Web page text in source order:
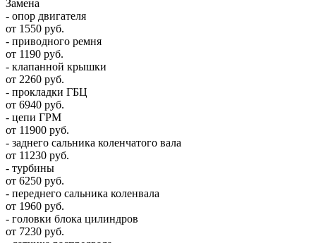
Замена
- опор двигателя
от 1550 руб.
- приводного ремня
от 1190 руб.
- клапанной крышки
от 2260 руб.
- прокладки ГБЦ
от 6940 руб.
- цепи ГРМ
от 11900 руб.
- заднего сальника коленчатого вала
от 11230 руб.
- турбины
от 6250 руб.
- переднего сальника коленвала
от 1960 руб.
- головки блока цилиндров
от 7230 руб.